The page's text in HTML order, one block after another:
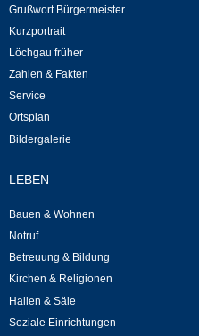
Rund um den Wein
Schlepper / Traktor
Rathaus
Gemeindeverwaltung
Mitarbeiter
Stellenangebote
Grußwort Bürgermeister
Kurzportrait
Löchgau früher
Zahlen & Fakten
Service
Ortsplan
Bildergalerie
LEBEN
Bauen & Wohnen
Notruf
Betreuung & Bildung
Kirchen & Religionen
Hallen & Säle
Soziale Einrichtungen